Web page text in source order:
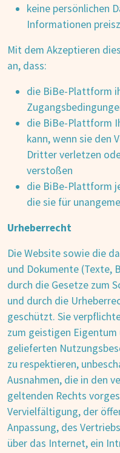
keine persönlichen
Informationen
Mit dem Akzeptieren
an, dass:
die BiBe-Plattform
die BiBe-Plattform
kann, wenn sie den
Dritter verletzen
verstoßen
die BiBe-Plattform
die sie für
Urheberrecht
Die Website sowie die
und Dokumente (Texte,
durch die Gesetze zum
und durch die
geschützt. Sie
zum geistigen
gelieferten
zu respektieren,
Ausnahmen, die in den
geltenden Rechts
Vervielfältigung, der
Anpassung, des
über das Internet, ein